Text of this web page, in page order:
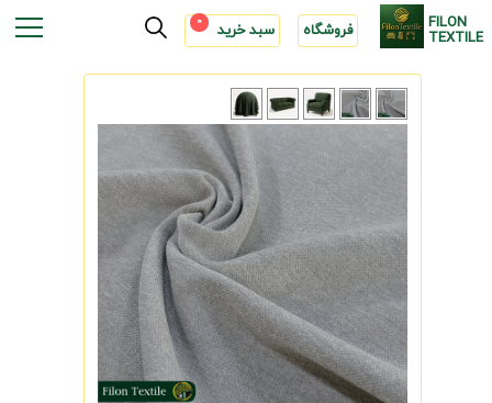
FILON
TEXTILE فروشگاه سبد خرید 0